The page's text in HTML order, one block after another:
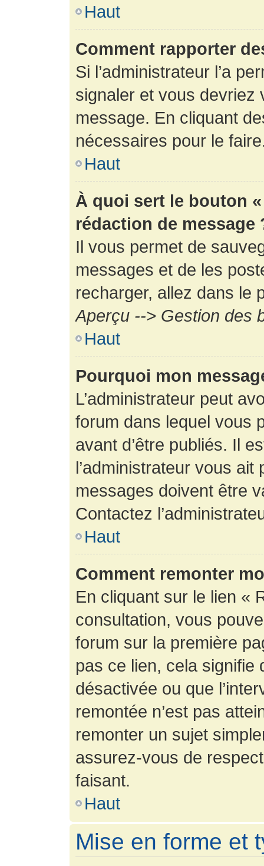
Haut
Comment rapporter
Si l’administrateur l’a
signaler et vous devriez
message. En cliquant
nécessaires pour le
Haut
À quoi sert le bouton
rédaction de message
Il vous permet de
messages et de les
recharger, allez dans le
Aperçu --> Gestion des
Haut
Pourquoi mon
L’administrateur peut
forum dans lequel vous
avant d’être publiés. Il
l’administrateur vous
messages doivent être
Contactez
Haut
Comment remonter
En cliquant sur le lien «
consultation, vous
forum sur la première
pas ce lien, cela signifie
désactivée ou que
remontée n’est pas
remonter un sujet
assurez-vous de
faisant.
Haut
Mise en forme et